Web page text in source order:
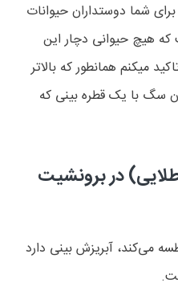
شما دوستداران حیوانات
که هیچ حیوانی دچار این
میکنم همانطور که بالاتر
سگ با یک قطره بینی که
در برونشیت
می‌کند، آبریزش بینی دارد